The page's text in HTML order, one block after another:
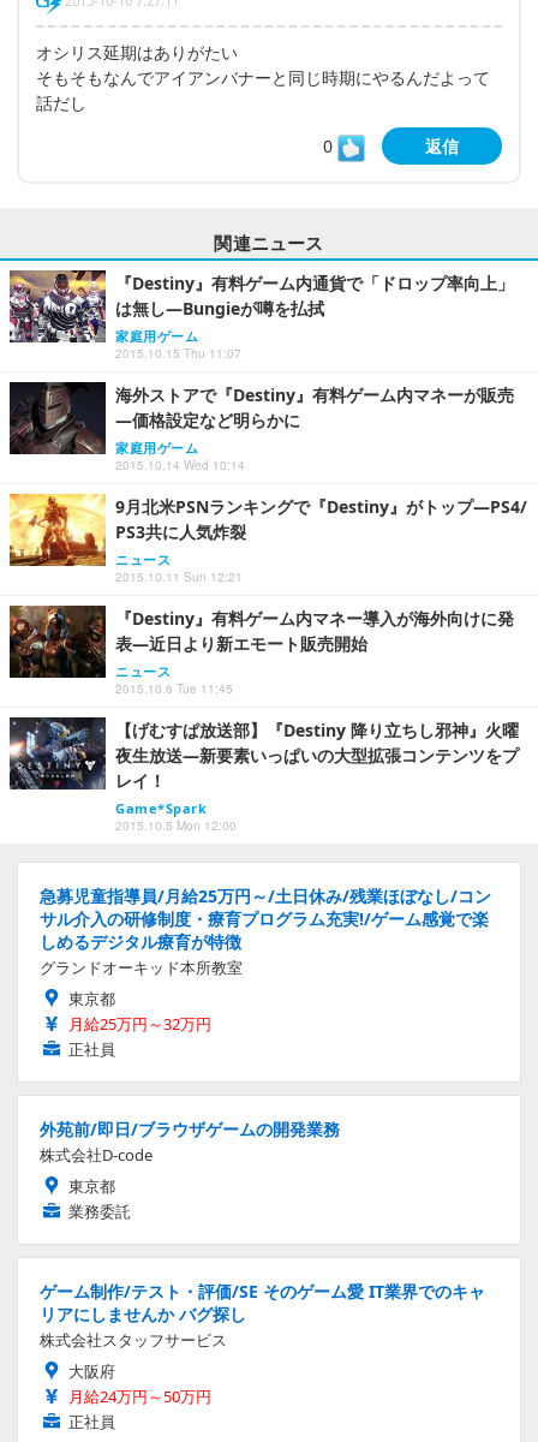
オシリス延期はありがたい
そもそもなんでアイアンバナーと同じ時期にやるんだよって
話だし
0
返信
関連ニュース
『Destiny』有料ゲーム内通貨で「ドロップ率向上」
は無し―Bungieが噂を払拭
家庭用ゲーム
2015.10.15 Thu 11:07
海外ストアで『Destiny』有料ゲーム内マネーが販売
―価格設定など明らかに
家庭用ゲーム
2015.10.14 Wed 10:14
9月北米PSNランキングで『Destiny』がトップ―PS4/
PS3共に人気炸裂
ニュース
2015.10.11 Sun 12:21
『Destiny』有料ゲーム内マネー導入が海外向けに発
表―近日より新エモート販売開始
ニュース
2015.10.6 Tue 11:45
【げむすぱ放送部】『Destiny 降り立ちし邪神』火曜
夜生放送―新要素いっぱいの大型拡張コンテンツをプ
レイ！
Game*Spark
2015.10.5 Mon 12:00
急募児童指導員/月給25万円～/土日休み/残業ほぼなし/コン
サル介入の研修制度・療育プログラム充実!/ゲーム感覚で楽
しめるデジタル療育が特徴
グランドオーキッド本所教室
東京都
月給25万円～32万円
正社員
外苑前/即日/ブラウザゲームの開発業務
株式会社D-code
東京都
業務委託
ゲーム制作/テスト・評価/SE そのゲーム愛 IT業界でのキャ
リアにしませんか バグ探し
株式会社スタッフサービス
大阪府
月給24万円～50万円
正社員